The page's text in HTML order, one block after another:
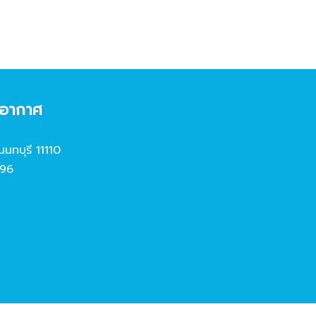
ากาศ
บุรี 11110